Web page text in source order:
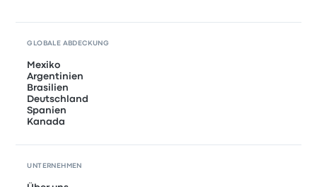
GLOBALE ABDECKUNG
Mexiko
Argentinien
Brasilien
Deutschland
Spanien
Kanada
UNTERNEHMEN